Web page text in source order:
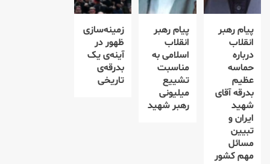
پیام رهبر
انقلاب
درباره
حماسه
عظیم
بدرقه آقای
شهید
ایران و
تبیین
مسائل
مهم کشور
پیام رهبر
انقلاب
اسلامی به
مناسبت
تشییع
میلیونی
رهبر شهید
زمینه‌سازی
ظهور در
آینه‌ی یک
بدرقه‌ی
تاریخی